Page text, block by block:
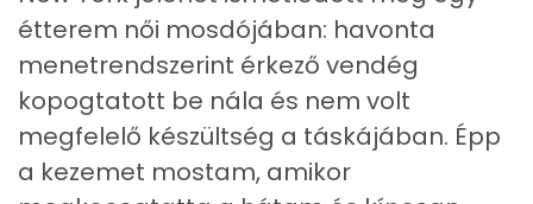
étterem női mosdójában: havonta
menetrendszerint érkező vendég
kopogtatott be nála és nem volt
megfelelő készültség a táskájában. Épp
a kezemet mostam, amikor